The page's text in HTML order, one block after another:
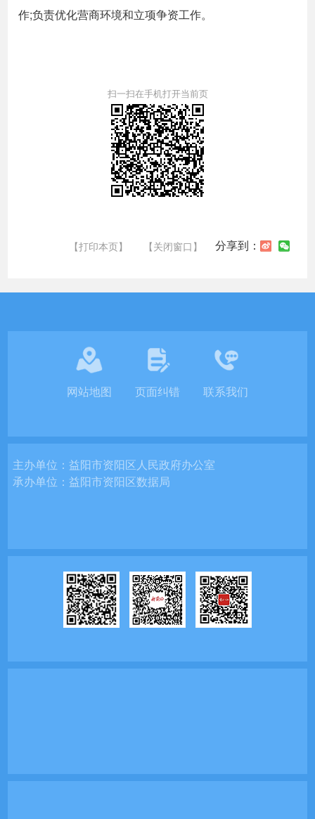
作;负责优化营商环境和立项争资工作。
扫一扫在手机打开当前页
【打印本页】 【关闭窗口】 分享到：
网站地图 页面纠错 联系我们
主办单位：益阳市资阳区人民政府办公室
承办单位：益阳市资阳区数据局